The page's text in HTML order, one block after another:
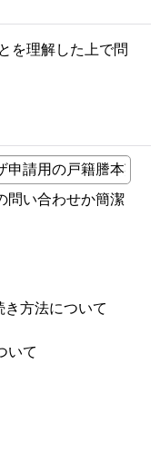
を理解した上で問
問い合わせか簡潔
き方法について
いて